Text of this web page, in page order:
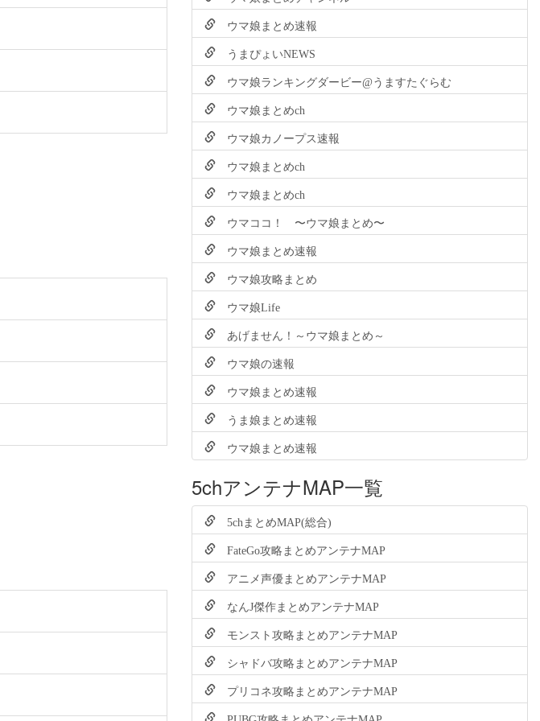
ウマ娘まとめ速報
うまぴょいNEWS
ウマ娘ランキングダービー@うますたぐらむ
ウマ娘まとめch
ウマ娘カノープス速報
ウマ娘まとめch
ウマ娘まとめch
ウマココ！ 〜ウマ娘まとめ〜
ウマ娘まとめ速報
ウマ娘攻略まとめ
ウマ娘Life
あげません！～ウマ娘まとめ～
ウマ娘の速報
ウマ娘まとめ速報
うま娘まとめ速報
ウマ娘まとめ速報
5chアンテナMAP一覧
5chまとめMAP(総合)
FateGo攻略まとめアンテナMAP
アニメ声優まとめアンテナMAP
なんJ傑作まとめアンテナMAP
モンスト攻略まとめアンテナMAP
シャドバ攻略まとめアンテナMAP
プリコネ攻略まとめアンテナMAP
PUBG攻略まとめアンテナMAP